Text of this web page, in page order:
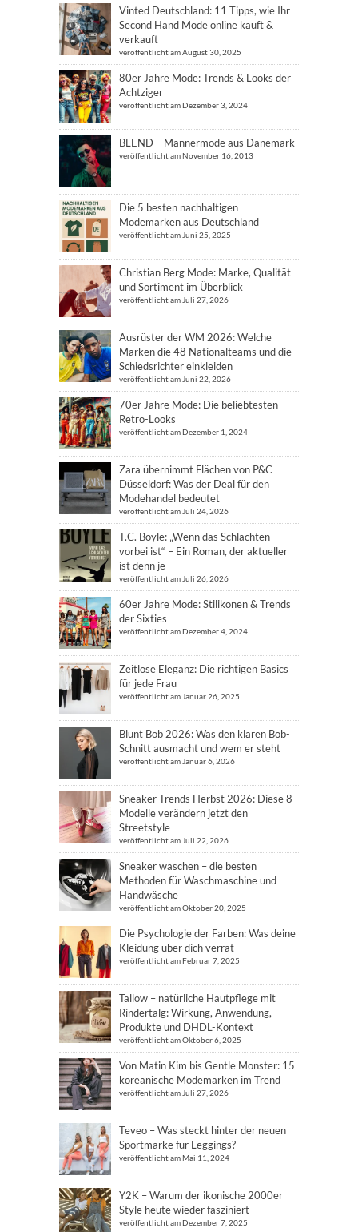
Vinted Deutschland: 11 Tipps, wie Ihr
Second Hand Mode online kauft &
verkauft
veröffentlicht am August 30, 2025
80er Jahre Mode: Trends & Looks der
Achtziger
veröffentlicht am Dezember 3, 2024
BLEND – Männermode aus Dänemark
veröffentlicht am November 16, 2013
Die 5 besten nachhaltigen
Modemarken aus Deutschland
veröffentlicht am Juni 25, 2025
Christian Berg Mode: Marke, Qualität
und Sortiment im Überblick
veröffentlicht am Juli 27, 2026
Ausrüster der WM 2026: Welche
Marken die 48 Nationalteams und die
Schiedsrichter einkleiden
veröffentlicht am Juni 22, 2026
70er Jahre Mode: Die beliebtesten
Retro-Looks
veröffentlicht am Dezember 1, 2024
Zara übernimmt Flächen von P&C
Düsseldorf: Was der Deal für den
Modehandel bedeutet
veröffentlicht am Juli 24, 2026
T.C. Boyle: „Wenn das Schlachten
vorbei ist“ – Ein Roman, der aktueller
ist denn je
veröffentlicht am Juli 26, 2026
60er Jahre Mode: Stilikonen & Trends
der Sixties
veröffentlicht am Dezember 4, 2024
Zeitlose Eleganz: Die richtigen Basics
für jede Frau
veröffentlicht am Januar 26, 2025
Blunt Bob 2026: Was den klaren Bob-
Schnitt ausmacht und wem er steht
veröffentlicht am Januar 6, 2026
Sneaker Trends Herbst 2026: Diese 8
Modelle verändern jetzt den
Streetstyle
veröffentlicht am Juli 22, 2026
Sneaker waschen – die besten
Methoden für Waschmaschine und
Handwäsche
veröffentlicht am Oktober 20, 2025
Die Psychologie der Farben: Was deine
Kleidung über dich verrät
veröffentlicht am Februar 7, 2025
Tallow – natürliche Hautpflege mit
Rindertalg: Wirkung, Anwendung,
Produkte und DHDL-Kontext
veröffentlicht am Oktober 6, 2025
Von Matin Kim bis Gentle Monster: 15
koreanische Modemarken im Trend
veröffentlicht am Juli 27, 2026
Teveo – Was steckt hinter der neuen
Sportmarke für Leggings?
veröffentlicht am Mai 11, 2024
Y2K – Warum der ikonische 2000er
Style heute wieder fasziniert
veröffentlicht am Dezember 7, 2025